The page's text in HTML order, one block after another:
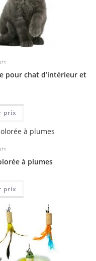
pour chat d’intérieur et
prix
à plumes
prix